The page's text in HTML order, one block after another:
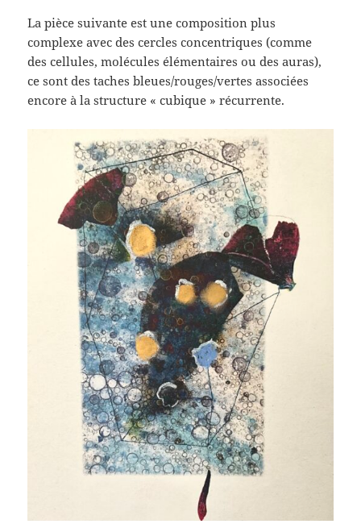
La pièce suivante est une composition plus
complexe avec des cercles concentriques (comme
des cellules, molécules élémentaires ou des auras),
ce sont des taches bleues/rouges/vertes associées
encore à la structure « cubique » récurrente.